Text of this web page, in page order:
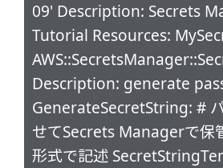
09' Description: Secrets
Tutorial Resources:
Description: generate
GenerateSecretString: #
せてSecrets Managerで保
形式で記述